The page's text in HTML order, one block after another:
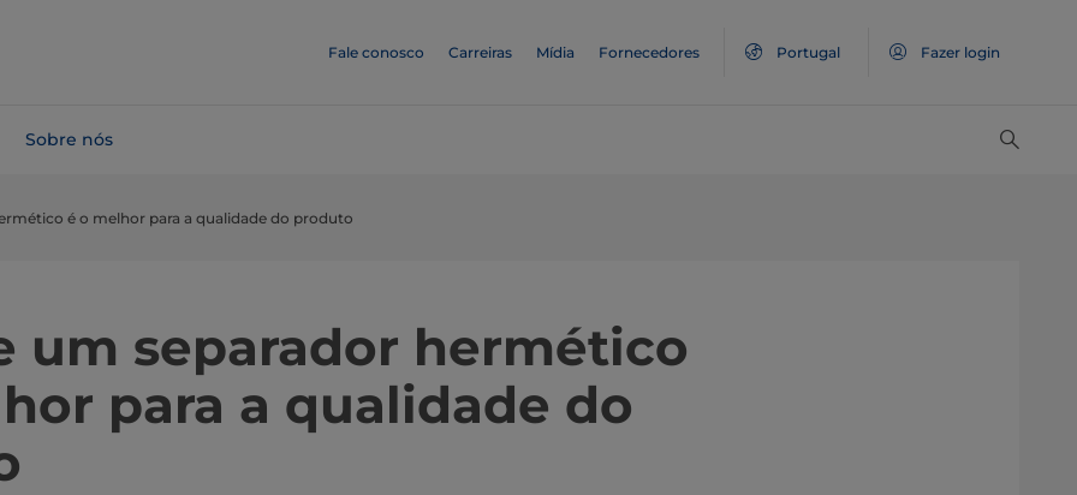
Fale conosco Carreiras Mídia Fornecedores Portugal Fazer login
Sobre nós
é o melhor para a qualidade do produto
um separador hermético
para a qualidade do